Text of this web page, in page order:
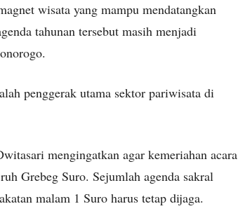
wisata yang mampu mendatangkan
tahunan tersebut masih menjadi
penggerak utama sektor pariwisata di
mengingatkan agar kemeriahan acara
Grebeg Suro. Sejumlah agenda sakral
malam 1 Suro harus tetap dijaga.